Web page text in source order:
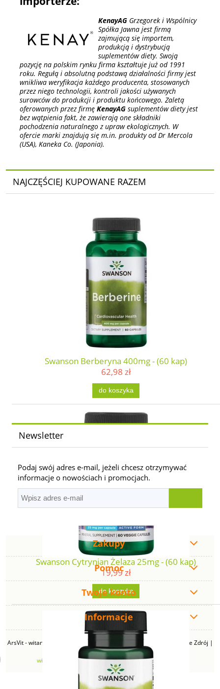
KenayAG Grzegorek i Wspólnicy
Spółka Jawna jest firmą
zajmującą się importem,
produkcją i dystrybucją
suplementów diety. Swoją
pozycję na polskim rynku firma kształtuje już od 1991
roku. Regułą i absolutną podstawą działalności firmy jest
wnikliwa weryfikacja każdego producenta, stosowanych
przez niego technologii, kontroli jakości używanych
surowców do produkcji i produktu końcowego. Zaletą
oferowanych przez firmę KenayAG suplementów diety jest
bez wątpienia fakt, że zawierają one składniki
pochodzenia naturalnego z upraw ekologicznych. W
ofercie marki znajdują się m.in. produkty od Dr Mercola
(USA), Kaneka Co. (Japonia).
NAJCZĘŚCIEJ KUPOWANE RAZEM
Swanson Berberyna 400mg - (60 kap)
62,98 zł
do koszyka
Swanson Cytrynian Żelaza 25mg - (60 kap)
19,99 zł
do koszyka
Newsletter
Podaj swój adres e-mail, jeżeli chcesz otrzymywać
informacje o nowościach i promocjach.
Zakupy
Pomoc
Twoje konto
Informacje
ArsVit - witaminyswanson.pl | ul. Zimowa 49B, 43-230 Goczałkowice Zdrój |
NIP: 6381219140 | REGON: 276280385 | Email:
witaminyswanson@gmail.com| Telefon:665 626 833